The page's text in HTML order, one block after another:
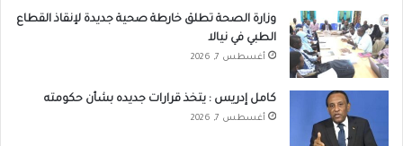
وزارة الصحة تطلق خارطة صحية جديدة لإنقاذ القطاع
الطبي في نيالا
أغسطس 7, 2026
كامل إدريس : يتخذ قرارات جديده بشأن حكومته
أغسطس 7, 2026